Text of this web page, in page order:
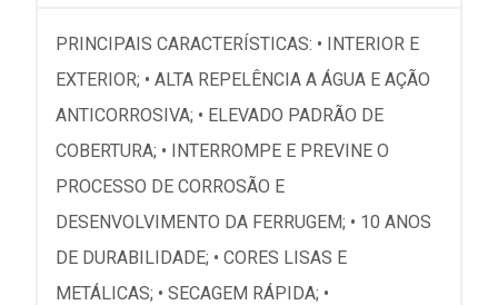
PRINCIPAIS CARACTERÍSTICAS: • INTERIOR E
EXTERIOR; • ALTA REPELÊNCIA A ÁGUA E AÇÃO
ANTICORROSIVA; • ELEVADO PADRÃO DE
COBERTURA; • INTERROMPE E PREVINE O
PROCESSO DE CORROSÃO E
DESENVOLVIMENTO DA FERRUGEM; • 10 ANOS
DE DURABILIDADE; • CORES LISAS E
METÁLICAS; • SECAGEM RÁPIDA; •